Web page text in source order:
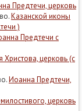
Предтечи, церковь
Казанской иконы
)
Предтечи с
Христова, церковь (с
Иоанна Предтечи,
церковь